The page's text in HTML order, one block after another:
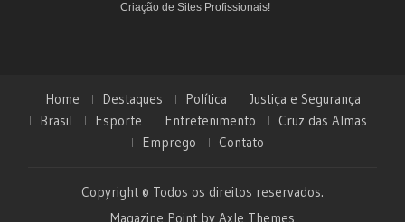
Criação de Sites Profissionais!
Home Destaques Política
Justiça e Segurança
Brasil
Esporte Entretenimento
Cruz das Almas
Emprego
Contato
Copyright © Todos os direitos reservados.
Magazine Point by Axle Themes